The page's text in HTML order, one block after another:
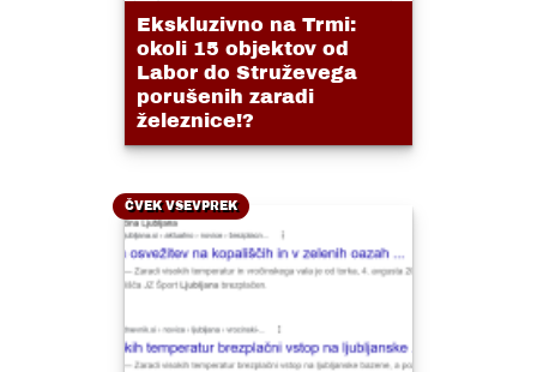
Ekskluzivno na Trmi:
okoli 15 objektov od
Labor do Struževega
porušenih zaradi
železnice!?
ČVEK VSEVPREK